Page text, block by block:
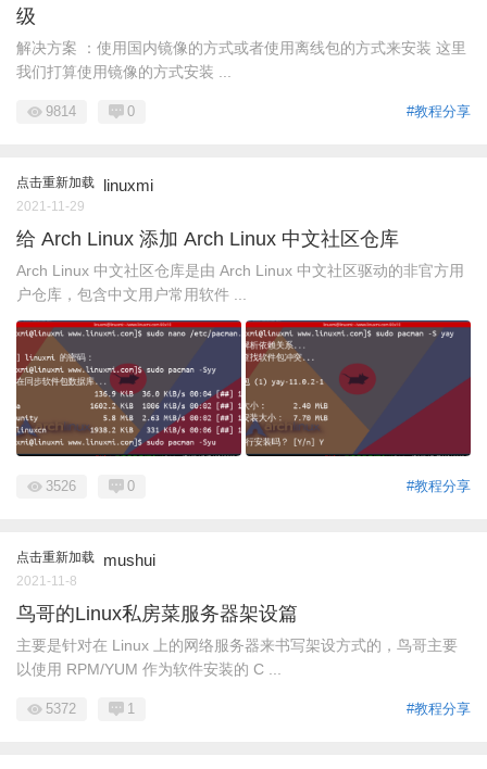
级
解决方案 ：使用国内镜像的方式或者使用离线包的方式来安装 这里
我们打算使用镜像的方式安装 ...
#教程分享
9814 0
点击重新加载 linuxmi
2021-11-29
给 Arch Linux 添加 Arch Linux 中文社区仓库
Arch Linux 中文社区仓库是由 Arch Linux 中文社区驱动的非官方用
户仓库，包含中文用户常用软件 ...
#教程分享
3526 0
点击重新加载 mushui
2021-11-8
鸟哥的Linux私房菜服务器架设篇
主要是针对在 Linux 上的网络服务器来书写架设方式的，鸟哥主要
以使用 RPM/YUM 作为软件安装的 C ...
#教程分享
5372 1